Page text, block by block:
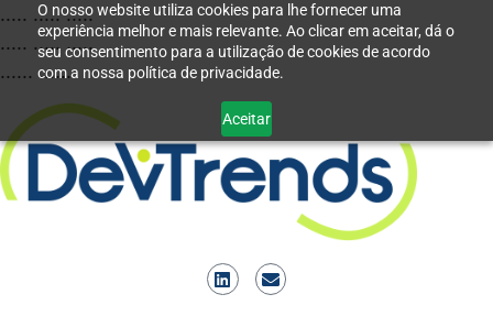
O nosso website utiliza cookies para lhe fornecer uma
experiência melhor e mais relevante. Ao clicar em aceitar, dá o
seu consentimento para a utilização de cookies de acordo
com a nossa política de privacidade.
Aceitar
..... ..... .....
..... ..... .....
...... ......